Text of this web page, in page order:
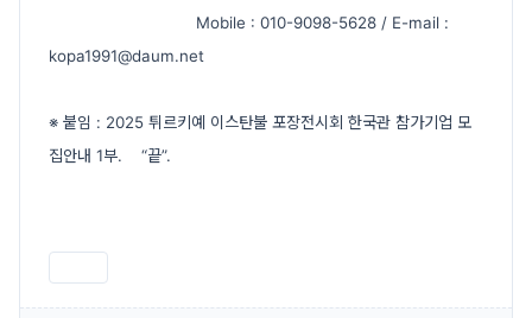
Mobile : 010-9098-5628 / E-mail :
kopa1991@daum.net
※ 붙임 : 2025 튀르키예 이스탄불 포장전시회 한국관 참가기업 모
집안내 1부. “끝”.